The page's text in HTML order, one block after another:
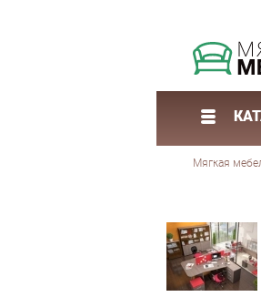
Мягкая